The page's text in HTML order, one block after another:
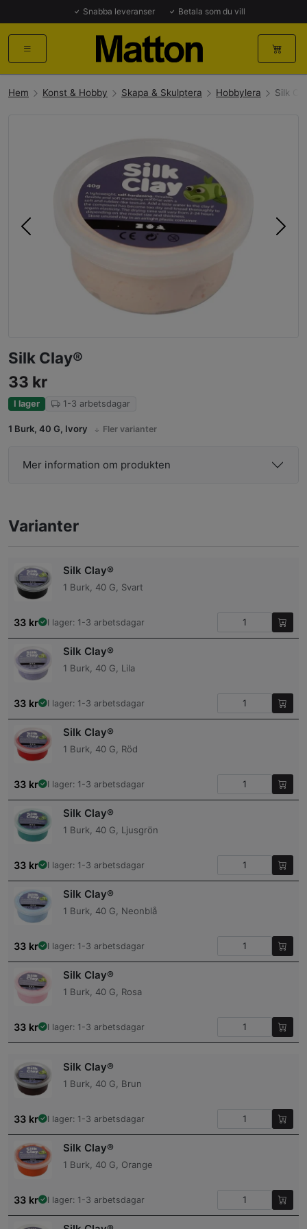
Snabba leveranser Betala som du vill
Hem Konst & Hobby Skapa & Skulptera Hobbylera Silk
Föregående Nästa
Silk Clay®
33 kr
I lager 1-3 arbetsdagar
1 Burk, 40 G, Ivory Fler varianter
Mer information om produkten
Varianter
Silk Clay®
1 Burk, 40 G, Svart
33 kr I lager: 1-3 arbetsdagar
Silk Clay®
1 Burk, 40 G, Lila
33 kr I lager: 1-3 arbetsdagar
Silk Clay®
1 Burk, 40 G, Röd
33 kr I lager: 1-3 arbetsdagar
Silk Clay®
1 Burk, 40 G, Ljusgrön
33 kr I lager: 1-3 arbetsdagar
Silk Clay®
1 Burk, 40 G, Neonblå
33 kr I lager: 1-3 arbetsdagar
Silk Clay®
1 Burk, 40 G, Rosa
33 kr I lager: 1-3 arbetsdagar
Silk Clay®
1 Burk, 40 G, Brun
33 kr I lager: 1-3 arbetsdagar
Silk Clay®
1 Burk, 40 G, Orange
33 kr I lager: 1-3 arbetsdagar